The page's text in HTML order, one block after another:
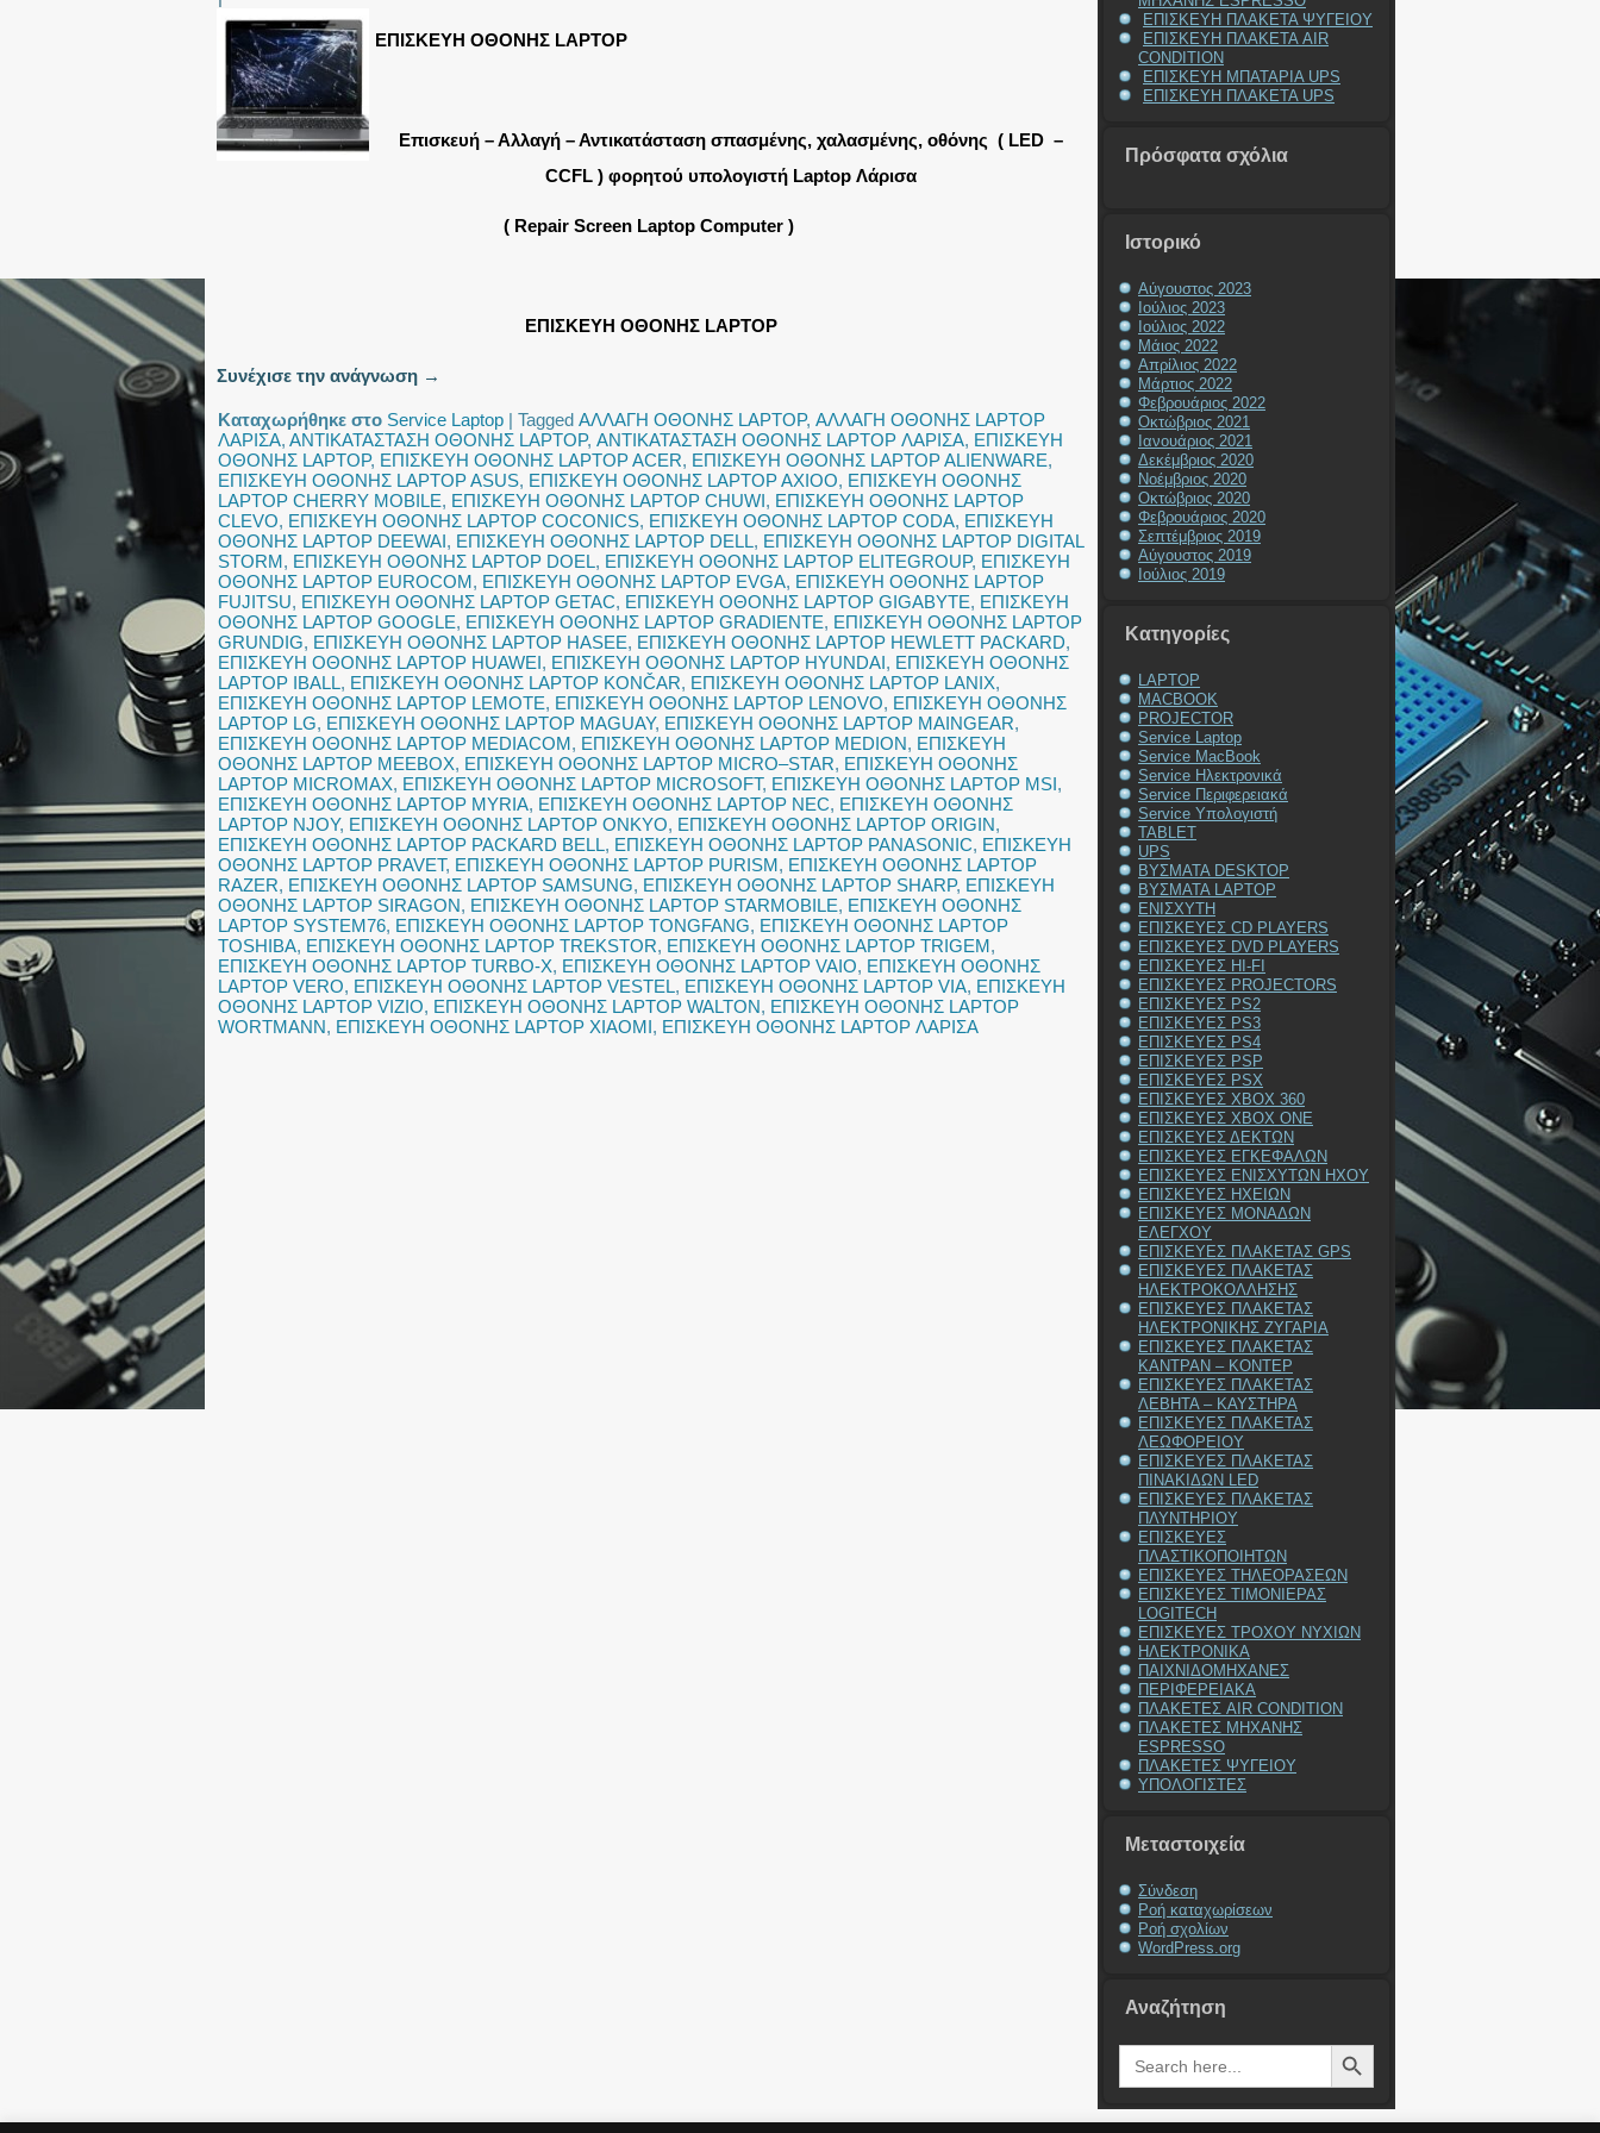
ΕΠΙΣΚΕΥΗ ΟΘΟΝΗΣ LAPTOP
Επισκευή – Αλλαγή – Αντικατάσταση σπασμένης, χαλασμένης, οθόνης ( LED –
CCFL ) φορητού υπολογιστή Laptop Λάρισα
( Repair Screen Laptop Computer )
ΕΠΙΣΚΕΥΗ ΟΘΟΝΗΣ LAPTOP
Συνέχισε την ανάγνωση →
Καταχωρήθηκε στο Service Laptop | Tagged ΑΛΛΑΓΗ ΟΘΟΝΗΣ LAPTOP, ΑΛΛΑΓΗ ΟΘΟΝΗΣ LAPTOP
ΛΑΡΙΣΑ, ΑΝΤΙΚΑΤΑΣΤΑΣΗ ΟΘΟΝΗΣ LAPTOP, ΑΝΤΙΚΑΤΑΣΤΑΣΗ ΟΘΟΝΗΣ LAPTOP ΛΑΡΙΣΑ, ΕΠΙΣΚΕΥΗ
ΟΘΟΝΗΣ LAPTOP, ΕΠΙΣΚΕΥΗ ΟΘΟΝΗΣ LAPTOP ACER, ΕΠΙΣΚΕΥΗ ΟΘΟΝΗΣ LAPTOP ALIENWARE,
ΕΠΙΣΚΕΥΗ ΟΘΟΝΗΣ LAPTOP ASUS, ΕΠΙΣΚΕΥΗ ΟΘΟΝΗΣ LAPTOP AXIOO, ΕΠΙΣΚΕΥΗ ΟΘΟΝΗΣ
LAPTOP CHERRY MOBILE, ΕΠΙΣΚΕΥΗ ΟΘΟΝΗΣ LAPTOP CHUWI, ΕΠΙΣΚΕΥΗ ΟΘΟΝΗΣ LAPTOP
CLEVO, ΕΠΙΣΚΕΥΗ ΟΘΟΝΗΣ LAPTOP COCONICS, ΕΠΙΣΚΕΥΗ ΟΘΟΝΗΣ LAPTOP CODA, ΕΠΙΣΚΕΥΗ
ΟΘΟΝΗΣ LAPTOP DEEWAI, ΕΠΙΣΚΕΥΗ ΟΘΟΝΗΣ LAPTOP DELL, ΕΠΙΣΚΕΥΗ ΟΘΟΝΗΣ LAPTOP DIGITAL
STORM, ΕΠΙΣΚΕΥΗ ΟΘΟΝΗΣ LAPTOP DOEL, ΕΠΙΣΚΕΥΗ ΟΘΟΝΗΣ LAPTOP ELITEGROUP, ΕΠΙΣΚΕΥΗ
ΟΘΟΝΗΣ LAPTOP EUROCOM, ΕΠΙΣΚΕΥΗ ΟΘΟΝΗΣ LAPTOP EVGA, ΕΠΙΣΚΕΥΗ ΟΘΟΝΗΣ LAPTOP
FUJITSU, ΕΠΙΣΚΕΥΗ ΟΘΟΝΗΣ LAPTOP GETAC, ΕΠΙΣΚΕΥΗ ΟΘΟΝΗΣ LAPTOP GIGABYTE, ΕΠΙΣΚΕΥΗ
ΟΘΟΝΗΣ LAPTOP GOOGLE, ΕΠΙΣΚΕΥΗ ΟΘΟΝΗΣ LAPTOP GRADIENTE, ΕΠΙΣΚΕΥΗ ΟΘΟΝΗΣ LAPTOP
GRUNDIG, ΕΠΙΣΚΕΥΗ ΟΘΟΝΗΣ LAPTOP HASEE, ΕΠΙΣΚΕΥΗ ΟΘΟΝΗΣ LAPTOP HEWLETT PACKARD,
ΕΠΙΣΚΕΥΗ ΟΘΟΝΗΣ LAPTOP HUAWEI, ΕΠΙΣΚΕΥΗ ΟΘΟΝΗΣ LAPTOP HYUNDAI, ΕΠΙΣΚΕΥΗ ΟΘΟΝΗΣ
LAPTOP IBALL, ΕΠΙΣΚΕΥΗ ΟΘΟΝΗΣ LAPTOP KONČAR, ΕΠΙΣΚΕΥΗ ΟΘΟΝΗΣ LAPTOP LANIX,
ΕΠΙΣΚΕΥΗ ΟΘΟΝΗΣ LAPTOP LEMOTE, ΕΠΙΣΚΕΥΗ ΟΘΟΝΗΣ LAPTOP LENOVO, ΕΠΙΣΚΕΥΗ ΟΘΟΝΗΣ
LAPTOP LG, ΕΠΙΣΚΕΥΗ ΟΘΟΝΗΣ LAPTOP MAGUAY, ΕΠΙΣΚΕΥΗ ΟΘΟΝΗΣ LAPTOP MAINGEAR,
ΕΠΙΣΚΕΥΗ ΟΘΟΝΗΣ LAPTOP MEDIACOM, ΕΠΙΣΚΕΥΗ ΟΘΟΝΗΣ LAPTOP MEDION, ΕΠΙΣΚΕΥΗ
ΟΘΟΝΗΣ LAPTOP MEEBOX, ΕΠΙΣΚΕΥΗ ΟΘΟΝΗΣ LAPTOP MICRO–STAR, ΕΠΙΣΚΕΥΗ ΟΘΟΝΗΣ
LAPTOP MICROMAX, ΕΠΙΣΚΕΥΗ ΟΘΟΝΗΣ LAPTOP MICROSOFT, ΕΠΙΣΚΕΥΗ ΟΘΟΝΗΣ LAPTOP MSI,
ΕΠΙΣΚΕΥΗ ΟΘΟΝΗΣ LAPTOP MYRIA, ΕΠΙΣΚΕΥΗ ΟΘΟΝΗΣ LAPTOP NEC, ΕΠΙΣΚΕΥΗ ΟΘΟΝΗΣ
LAPTOP NJOY, ΕΠΙΣΚΕΥΗ ΟΘΟΝΗΣ LAPTOP ONKYO, ΕΠΙΣΚΕΥΗ ΟΘΟΝΗΣ LAPTOP ORIGIN,
ΕΠΙΣΚΕΥΗ ΟΘΟΝΗΣ LAPTOP PACKARD BELL, ΕΠΙΣΚΕΥΗ ΟΘΟΝΗΣ LAPTOP PANASONIC, ΕΠΙΣΚΕΥΗ
ΟΘΟΝΗΣ LAPTOP PRAVET, ΕΠΙΣΚΕΥΗ ΟΘΟΝΗΣ LAPTOP PURISM, ΕΠΙΣΚΕΥΗ ΟΘΟΝΗΣ LAPTOP
RAZER, ΕΠΙΣΚΕΥΗ ΟΘΟΝΗΣ LAPTOP SAMSUNG, ΕΠΙΣΚΕΥΗ ΟΘΟΝΗΣ LAPTOP SHARP, ΕΠΙΣΚΕΥΗ
ΟΘΟΝΗΣ LAPTOP SIRAGON, ΕΠΙΣΚΕΥΗ ΟΘΟΝΗΣ LAPTOP STARMOBILE, ΕΠΙΣΚΕΥΗ ΟΘΟΝΗΣ
LAPTOP SYSTEM76, ΕΠΙΣΚΕΥΗ ΟΘΟΝΗΣ LAPTOP TONGFANG, ΕΠΙΣΚΕΥΗ ΟΘΟΝΗΣ LAPTOP
TOSHIBA, ΕΠΙΣΚΕΥΗ ΟΘΟΝΗΣ LAPTOP TREKSTOR, ΕΠΙΣΚΕΥΗ ΟΘΟΝΗΣ LAPTOP TRIGEM,
ΕΠΙΣΚΕΥΗ ΟΘΟΝΗΣ LAPTOP TURBO-X, ΕΠΙΣΚΕΥΗ ΟΘΟΝΗΣ LAPTOP VAIO, ΕΠΙΣΚΕΥΗ ΟΘΟΝΗΣ
LAPTOP VERO, ΕΠΙΣΚΕΥΗ ΟΘΟΝΗΣ LAPTOP VESTEL, ΕΠΙΣΚΕΥΗ ΟΘΟΝΗΣ LAPTOP VIA, ΕΠΙΣΚΕΥΗ
ΟΘΟΝΗΣ LAPTOP VIZIO, ΕΠΙΣΚΕΥΗ ΟΘΟΝΗΣ LAPTOP WALTON, ΕΠΙΣΚΕΥΗ ΟΘΟΝΗΣ LAPTOP
WORTMANN, ΕΠΙΣΚΕΥΗ ΟΘΟΝΗΣ LAPTOP XIAOMI, ΕΠΙΣΚΕΥΗ ΟΘΟΝΗΣ LAPTOP ΛΑΡΙΣΑ
ΕΠΙΣΚΕΥΗ ΠΛΑΚΕΤΑ ΨΥΓΕΙΟΥ
ΕΠΙΣΚΕΥΗ ΠΛΑΚΕΤΑ AIR
CONDITION
ΕΠΙΣΚΕΥΗ ΜΠΑΤΑΡΙΑ UPS
ΕΠΙΣΚΕΥΗ ΠΛΑΚΕΤΑ UPS
Πρόσφατα σχόλια
Ιστορικό
Αύγουστος 2023
Ιούλιος 2023
Ιούλιος 2022
Μάιος 2022
Απρίλιος 2022
Μάρτιος 2022
Φεβρουάριος 2022
Οκτώβριος 2021
Ιανουάριος 2021
Δεκέμβριος 2020
Νοέμβριος 2020
Οκτώβριος 2020
Φεβρουάριος 2020
Σεπτέμβριος 2019
Αύγουστος 2019
Ιούλιος 2019
Kατηγορίες
LAPTOP
MACBOOK
PROJECTOR
Service Laptop
Service MacBook
Service Ηλεκτρονικά
Service Περιφερειακά
Service Υπολογιστή
TABLET
UPS
ΒΥΣΜΑΤΑ DESKTOP
ΒΥΣΜΑΤΑ LAPTOP
ΕΝΙΣΧΥΤΗ
ΕΠΙΣΚΕΥΕΣ CD PLAYERS
ΕΠΙΣΚΕΥΕΣ DVD PLAYERS
ΕΠΙΣΚΕΥΕΣ HI-FI
ΕΠΙΣΚΕΥΕΣ PROJECTORS
ΕΠΙΣΚΕΥΕΣ PS2
ΕΠΙΣΚΕΥΕΣ PS3
ΕΠΙΣΚΕΥΕΣ PS4
ΕΠΙΣΚΕΥΕΣ PSP
ΕΠΙΣΚΕΥΕΣ PSX
ΕΠΙΣΚΕΥΕΣ XBOX 360
ΕΠΙΣΚΕΥΕΣ XBOX ONE
ΕΠΙΣΚΕΥΕΣ ΔΕΚΤΩΝ
ΕΠΙΣΚΕΥΕΣ ΕΓΚΕΦΑΛΩΝ
ΕΠΙΣΚΕΥΕΣ ΕΝΙΣΧΥΤΩΝ ΗΧΟΥ
ΕΠΙΣΚΕΥΕΣ ΗΧΕΙΩΝ
ΕΠΙΣΚΕΥΕΣ ΜΟΝΑΔΩΝ
ΕΛΕΓΧΟΥ
ΕΠΙΣΚΕΥΕΣ ΠΛΑΚΕΤΑΣ GPS
ΕΠΙΣΚΕΥΕΣ ΠΛΑΚΕΤΑΣ
ΗΛΕΚΤΡΟΚΟΛΛΗΣΗΣ
ΕΠΙΣΚΕΥΕΣ ΠΛΑΚΕΤΑΣ
ΗΛΕΚΤΡΟΝΙΚΗΣ ΖΥΓΑΡΙΑ
ΕΠΙΣΚΕΥΕΣ ΠΛΑΚΕΤΑΣ
ΚΑΝΤΡΑΝ – ΚΟΝΤΕΡ
ΕΠΙΣΚΕΥΕΣ ΠΛΑΚΕΤΑΣ
ΛΕΒΗΤΑ – ΚΑΥΣΤΗΡΑ
ΕΠΙΣΚΕΥΕΣ ΠΛΑΚΕΤΑΣ
ΛΕΩΦΟΡΕΙΟΥ
ΕΠΙΣΚΕΥΕΣ ΠΛΑΚΕΤΑΣ
ΠΙΝΑΚΙΔΩΝ LED
ΕΠΙΣΚΕΥΕΣ ΠΛΑΚΕΤΑΣ
ΠΛΥΝΤΗΡΙΟΥ
ΕΠΙΣΚΕΥΕΣ
ΠΛΑΣΤΙΚΟΠΟΙΗΤΩΝ
ΕΠΙΣΚΕΥΕΣ ΤΗΛΕΟΡΑΣΕΩΝ
ΕΠΙΣΚΕΥΕΣ ΤΙΜΟΝΙΕΡΑΣ
LOGITECH
ΕΠΙΣΚΕΥΕΣ ΤΡΟΧΟΥ ΝΥΧΙΩΝ
ΗΛΕΚΤΡΟΝΙΚΑ
ΠΑΙΧΝΙΔΟΜΗΧΑΝΕΣ
ΠΕΡΙΦΕΡΕΙΑΚΑ
ΠΛΑΚΕΤΕΣ AIR CONDITION
ΠΛΑΚΕΤΕΣ ΜΗΧΑΝΗΣ
ESPRESSO
ΠΛΑΚΕΤΕΣ ΨΥΓΕΙΟΥ
ΥΠΟΛΟΓΙΣΤΕΣ
Μεταστοιχεία
Σύνδεση
Ροή καταχωρίσεων
Ροή σχολίων
WordPress.org
Αναζήτηση
Search
for:
Search Button